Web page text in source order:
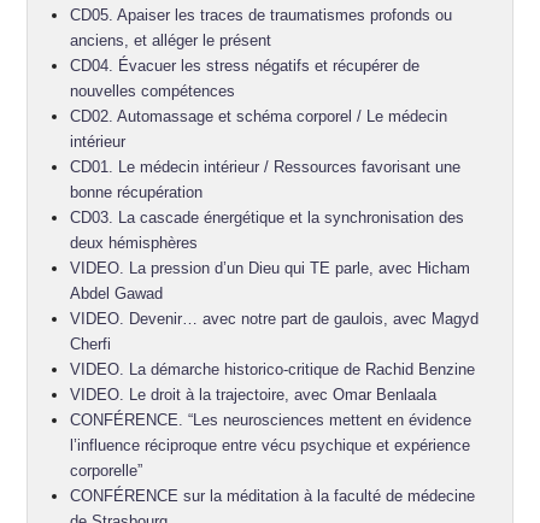
CD05. Apaiser les traces de traumatismes profonds ou
anciens, et alléger le présent
CD04. Évacuer les stress négatifs et récupérer de
nouvelles compétences
CD02. Automassage et schéma corporel / Le médecin
intérieur
CD01. Le médecin intérieur / Ressources favorisant une
bonne récupération
CD03. La cascade énergétique et la synchronisation des
deux hémisphères
VIDEO. La pression d’un Dieu qui TE parle, avec Hicham
Abdel Gawad
VIDEO. Devenir… avec notre part de gaulois, avec Magyd
Cherfi
VIDEO. La démarche historico-critique de Rachid Benzine
VIDEO. Le droit à la trajectoire, avec Omar Benlaala
CONFÉRENCE. “Les neurosciences mettent en évidence
l’influence réciproque entre vécu psychique et expérience
corporelle”
CONFÉRENCE sur la méditation à la faculté de médecine